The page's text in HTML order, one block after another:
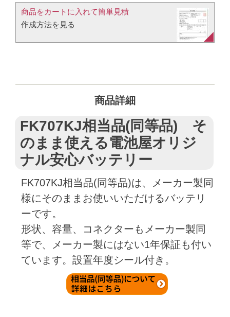
商品をカートに入れて簡単見積​
作成方法を見る​​
商品詳細
FK707KJ相当品(同等品) そ
のまま使える電池屋オリジ
ナル安心バッテリー
FK707KJ相当品(同等品)は、メーカー製同
様にそのままお使いいただけるバッテリ
ーです。
形状、容量、コネクターもメーカー製同
等で、メーカー製にはない1年保証も付い
ています。設置年度シール付き。